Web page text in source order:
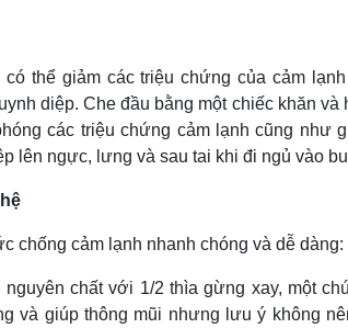
có thể giảm các triệu chứng của cảm
diệp. Che đầu bằng một chiếc khăn
các triệu chứng cảm lạnh cũng như
lên ngực, lưng và sau tai khi đi ngủ vào
chống cảm lạnh nhanh chóng và dễ dàng:
chất với 1/2 thìa gừng xay, một
và giúp thông mũi nhưng lưu ý không